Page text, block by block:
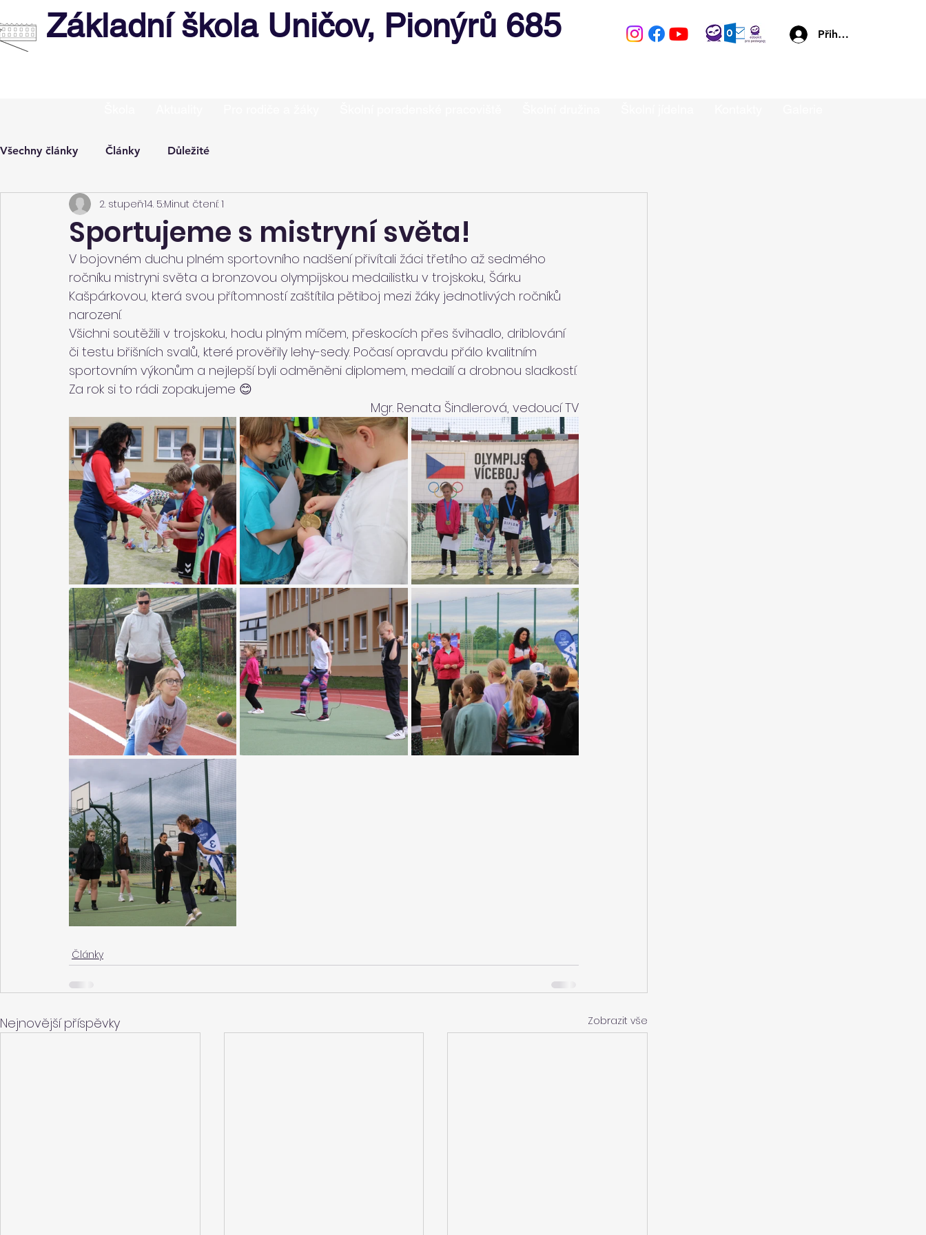
Základní škola Uničov, Pionýrů 685 Přihlásit se
Všechny články Články Důležité
Sportujeme s mistryní světa!
2. stupeň14. 5.Minut čtení: 1
V bojovném duchu plném sportovního nadšení přivítali žáci třetího až sedmého
ročníku mistryni světa a bronzovou olympijskou medailistku v trojskoku, Šárku
Kašpárkovou, která svou přítomností zaštítila pětiboj mezi žáky jednotlivých ročníků
narození.
Všichni soutěžili v trojskoku, hodu plným míčem, přeskocích přes švihadlo, driblování
či testu břišních svalů, které prověřily lehy-sedy. Počasí opravdu přálo kvalitním
sportovním výkonům a nejlepší byli odměněni diplomem, medailí a drobnou sladkostí.
Za rok si to rádi zopakujeme 😊
Mgr. Renata Šindlerová, vedoucí TV
Články
Nejnovější příspěvky Zobrazit vše